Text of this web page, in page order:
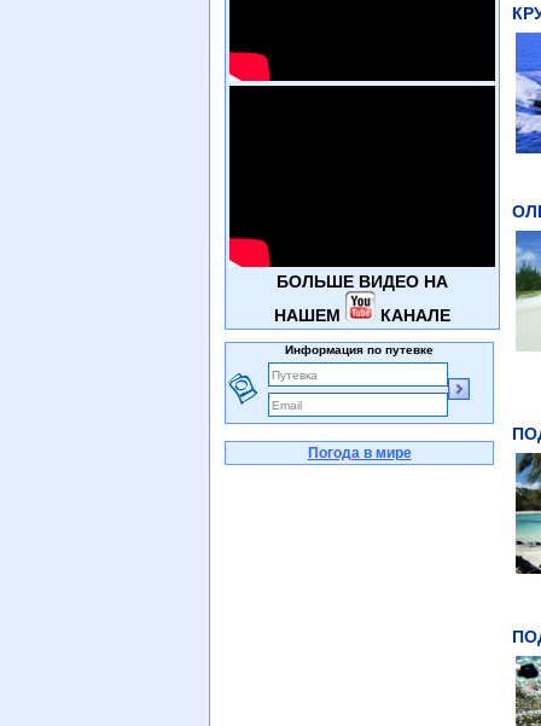
БОЛЬШЕ ВИДЕО НА
НАШЕМ
КАНАЛЕ
Информация по путевке
Погода в мире